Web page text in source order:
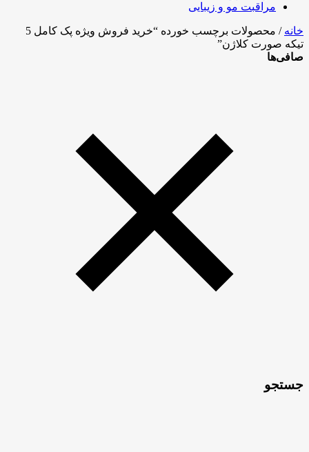
مراقبت مو و زیبایی
خانه
/ محصولات برچسب خورده “خرید فروش ویژه پک کامل 5
تیکه صورت کلاژن”
صافی‌ها
جستجو